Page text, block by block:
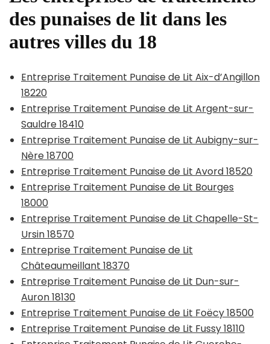
des punaises de lit dans les
autres villes du 18
Entreprise Traitement Punaise de Lit Aix-d’Angillon
18220
Entreprise Traitement Punaise de Lit Argent-sur-
Sauldre 18410
Entreprise Traitement Punaise de Lit Aubigny-sur-
Nère 18700
Entreprise Traitement Punaise de Lit Avord 18520
Entreprise Traitement Punaise de Lit Bourges
18000
Entreprise Traitement Punaise de Lit Chapelle-St-
Ursin 18570
Entreprise Traitement Punaise de Lit
Châteaumeillant 18370
Entreprise Traitement Punaise de Lit Dun-sur-
Auron 18130
Entreprise Traitement Punaise de Lit Foëcy 18500
Entreprise Traitement Punaise de Lit Fussy 18110